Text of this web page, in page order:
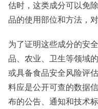
估时，这类成分可以免
品的使用部位和方法，
为了证明这些成分的安
品、农业、卫生等领域
或具备食品安全风险评
料应是公开可查的数据
布的公告、通知和技术